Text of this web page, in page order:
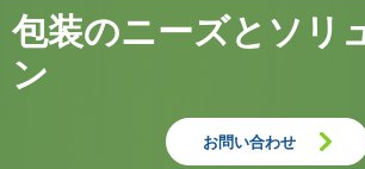
包装のニーズとソリ
ン
お問い合わせ